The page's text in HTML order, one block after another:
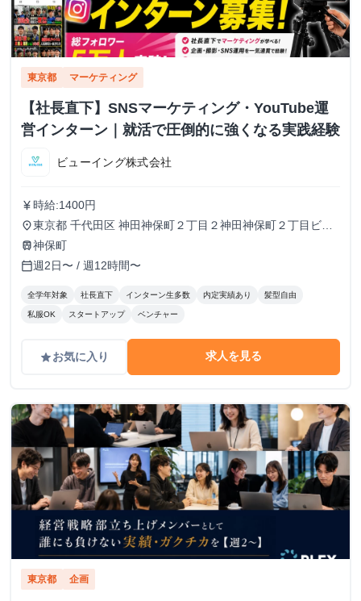
東京都 マーケティング
【社長直下】SNSマーケティング・YouTube運
営インターン｜就活で圧倒的に強くなる実践経験
ビューイング株式会社
currency_yen 時給:1400円
place東京都 千代田区 神田神保町２丁目２神田神保町２丁目ビル
５０２号室
train神保町
calendar_today週2日〜 / 週12時間〜
全学年対象 社長直下 インターン生多数 内定実績あり 髪型自由
私服OK スタートアップ ベンチャー
gradeお気に入り 求人を見る
東京都 企画